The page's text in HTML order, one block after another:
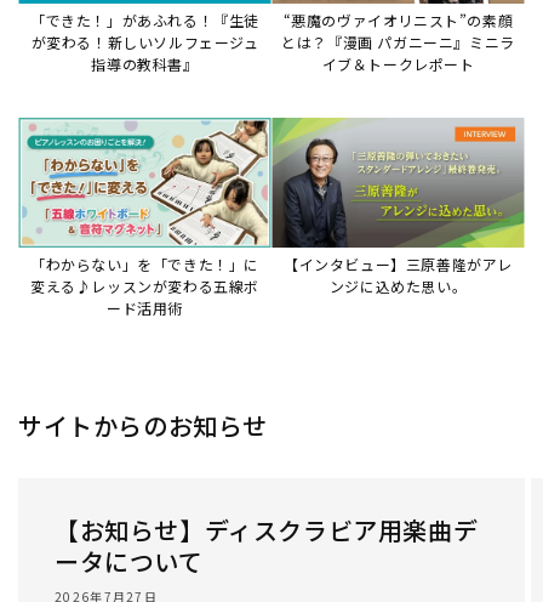
「できた！」があふれる！『生徒
が変わる！新しいソルフェージュ
指導の教科書』
“悪魔のヴァイオリニスト”の素顔
とは？『漫画 パガニーニ』ミニラ
イブ＆トークレポート
「わからない」を「できた！」に
変える♪レッスンが変わる五線ボ
ード活用術
【インタビュー】三原善隆がアレ
ンジに込めた思い。
サイトからのお知らせ
【お知らせ】ディスクラビア用楽曲デ
ータについて
2026年7月27日